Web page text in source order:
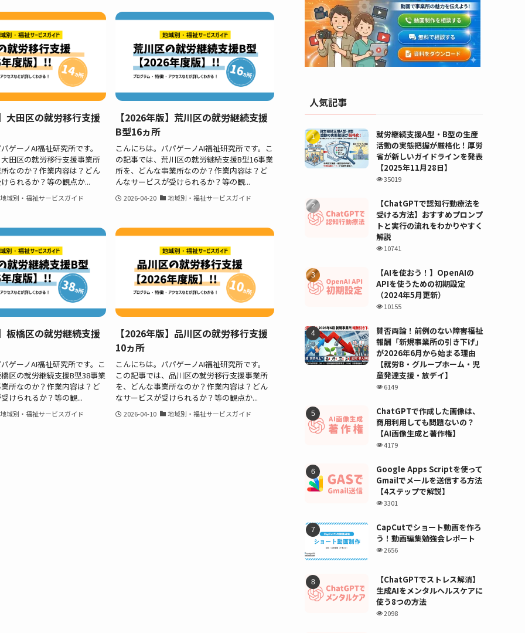
大田区の就労移行支援
ゲーノAI福祉研究所です。
田区の就労移行支援事業所
なのか？作業内容は？どん
られるか？等の観点か...
地域別・福祉サービスガイド
【2026年版】荒川区の就労継続支援
B型16ヵ所
こんにちは。パパゲーノAI福祉研究所です。こ
の記事では、荒川区の就労継続支援B型16事業
所を、どんな事業所なのか？作業内容は？ど
んなサービスが受けられるか？等の観...
2026-04-20 地域別・福祉サービスガイド
板橋区の就労継続支援
ゲーノAI福祉研究所です。こ
区の就労継続支援B型38事業
所なのか？作業内容は？ど
けられるか？等の観...
地域別・福祉サービスガイド
【2026年版】品川区の就労移行支援
10ヵ所
こんにちは。パパゲーノAI福祉研究所です。
この記事では、品川区の就労移行支援事業所
を、どんな事業所なのか？作業内容は？どん
なサービスが受けられるか？等の観点か...
2026-04-10 地域別・福祉サービスガイド
人気記事
就労継続支援A型・B型の生産
活動の実態把握が厳格化！厚労
省が新しいガイドラインを発表
【2025年11月28日】
35019
【ChatGPTで認知行動療法を
受ける方法】おすすめプロンプ
トと実行の流れをわかりやすく
解説
10741
【AIを使おう！】OpenAIの
APIを使うための初期設定
（2024年5月更新）
10155
賛否両論！前例のない障害福祉
報酬「新規事業所の引き下げ」
が2026年6月から始まる理由
【就労B・グループホーム・児
童発達支援・放デイ】
6149
ChatGPTで作成した画像は、
商用利用しても問題ないの？
【AI画像生成と著作権】
4179
Google Apps Scriptを使って
Gmailでメールを送信する方法
【4ステップで解説】
3301
CapCutでショート動画を作ろ
う！動画編集勉強会レポート
2656
【ChatGPTでストレス解消】
生成AIをメンタルヘルスケアに
使う8つの方法
2098